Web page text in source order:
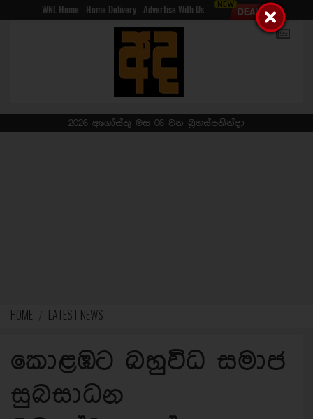
WNL Home Home Delivery Advertise With Us
2026 අගෝස්තු මස 06 වන බ්‍රහස්පතින්දා
HOME LATEST NEWS
කොළඹට බහුවිධ සමාජ
සුබසාධන